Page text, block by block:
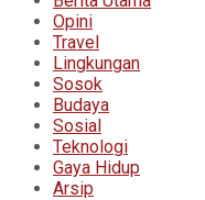
Opini
Travel
Lingkungan
Sosok
Budaya
Sosial
Teknologi
Gaya Hidup
Arsip